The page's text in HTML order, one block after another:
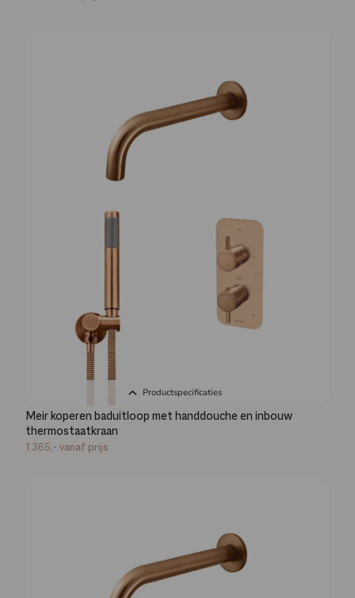
Productspecificaties
Meir koperen baduitloop met handdouche en inbouw
thermostaatkraan
1.365,- vanaf prijs